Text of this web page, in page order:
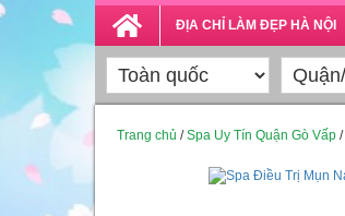
ĐỊA CHỈ LÀM ĐẸP HÀ NỘI
Trang chủ /Spa Uy Tín Quận Gò Vấp /